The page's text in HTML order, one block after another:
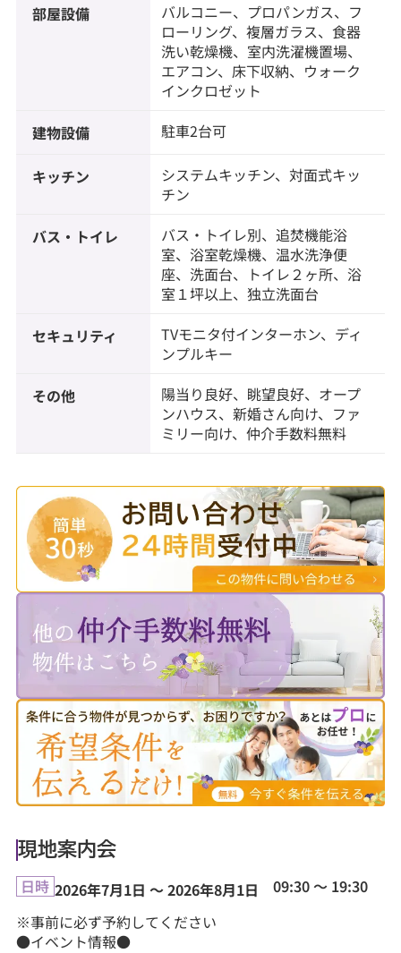
部屋設備
バルコニー、プロパンガス、フ
ローリング、複層ガラス、食器
洗い乾燥機、室内洗濯機置場、
エアコン、床下収納、ウォーク
インクロゼット
建物設備 駐車2台可
キッチン
システムキッチン、対面式キッ
チン
バス・トイレ
バス・トイレ別、追焚機能浴
室、浴室乾燥機、温水洗浄便
座、洗面台、トイレ２ヶ所、浴
室１坪以上、独立洗面台
セキュリティ
TVモニタ付インターホン、ディ
ンプルキー
その他
陽当り良好、眺望良好、オープ
ンハウス、新婚さん向け、ファ
ミリー向け、仲介手数料無料
現地案内会
日時 2026年7月1日 ～ 2026年8月1日 09:30 ～ 19:30
※事前に必ず予約してください
●イベント情報●